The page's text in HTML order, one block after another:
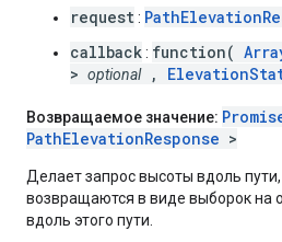
request:
callback: function(
> optional,
Возвращаемое значение:
PathElevationResponse >
Делает запрос высоты вдоль
возвращаются в виде выборок на
вдоль этого пути.